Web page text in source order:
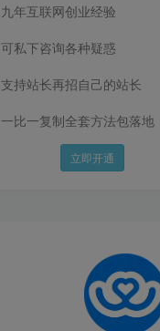
九年互联网创业经验
可私下咨询各种疑惑
支持站长再招自己的站长
一比一复制全套方法包落地
立即开通